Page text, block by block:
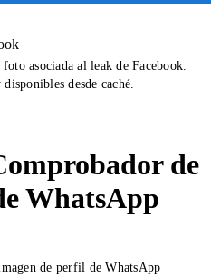
asociada al leak de Facebook.
desde caché.
de
WhatsApp
de perfil de WhatsApp